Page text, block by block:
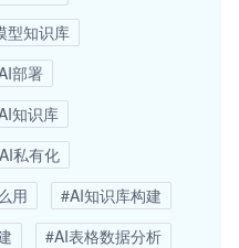
型知识库
部署
知识库
私有化
用
#AI知识库构建
#AI表格数据分析